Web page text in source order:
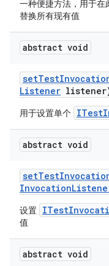
一种便捷方法，用于在
替换所有现有值
abstract void
setTest
Listener
用于设置单个
abstract void
setTest
Invocation
设置
值
abstract void